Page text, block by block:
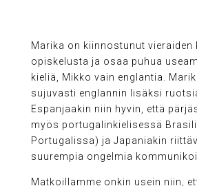
Marika on kiinnostunut vieraiden
opiskelusta ja osaa puhua
kieliä, Mikko vain englantia.
sujuvasti englannin lisäksi
Espanjaakin niin hyvin, että
myös portugalinkielisessä
Portugalissa) ja Japaniakin
suurempia ongelmia
Matkoillamme onkin usein niin,